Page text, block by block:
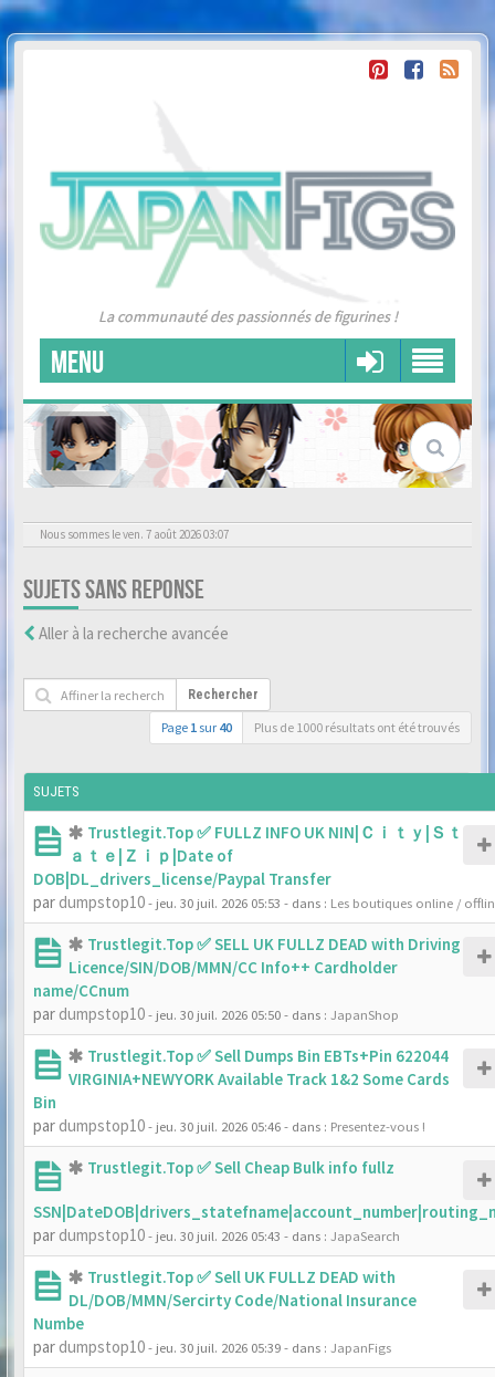
La communauté des passionnés de figurines !
MENU
Nous sommes le ven. 7 août 2026 03:07
SUJETS SANS REPONSE
Aller à la recherche avancée
Rechercher
Page 1 sur 40 Plus de 1000 résultats ont été trouvés
SUJETS
Trustlegit.Top ✅ FULLZ INFO UK NIN|Ｃｉｔｙ|Ｓｔ
ａｔｅ|Ｚｉｐ|Date of
DOB|DL_drivers_license/Paypal Transfer
par dumpstop10- jeu. 30 juil. 2026 05:53 - dans : Les boutiques online /
Trustlegit.Top ✅ SELL UK FULLZ DEAD with Driving
Licence/SIN/DOB/MMN/CC Info++ Cardholder
name/CCnum
par dumpstop10- jeu. 30 juil. 2026 05:50- dans : JapanShop
Trustlegit.Top ✅ Sell Dumps Bin EBTs+Pin 622044
VIRGINIA+NEWYORK Available Track 1&2 Some Cards
Bin
par dumpstop10- jeu. 30 juil. 2026 05:46- dans : Presentez-vous !
Trustlegit.Top ✅ Sell Cheap Bulk info fullz
par dumpstop10- jeu. 30 juil. 2026 05:43 - dans : JapaSearch
Trustlegit.Top ✅ Sell UK FULLZ DEAD with
DL/DOB/MMN/Sercirty Code/National Insurance
Numbe
par dumpstop10- jeu. 30 juil. 2026 05:39- dans : JapanFigs